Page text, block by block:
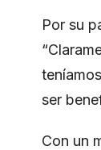
Por su
ser
Con un